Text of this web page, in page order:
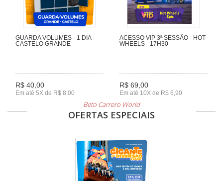
GUARDA VOLUMES - 1 DIA -
CASTELO GRANDE
R$ 40,00
Em até 5X de R$ 8,00
ACESSO VIP 3ª SESSÃO - HOT
WHEELS - 17H30
R$ 69,00
Em até 10X de R$ 6,90
Beto Carrero World
OFERTAS ESPECIAIS